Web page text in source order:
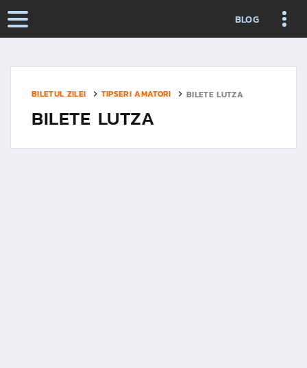
BLOG
BILETUL ZILEI TIPSERI AMATORI BILETE LUTZA
BILETE LUTZA